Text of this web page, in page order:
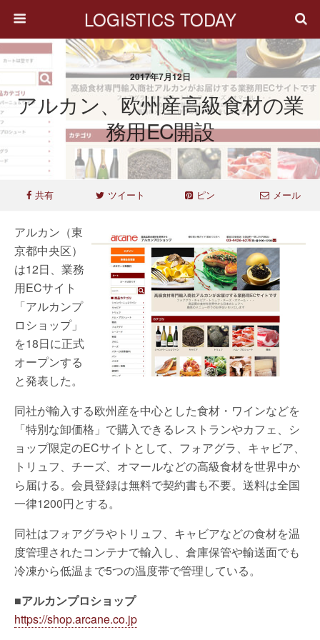
LOGISTICS TODAY
2017年7月12日
アルカン、欧州産高級食材の業
務用EC開設
共有 ツイート ピン メール
アルカン（東
京都中央区）
は12日、業務
用ECサイト
「アルカンプ
ロショップ」
を18日に正式
オープンする
と発表した。
同社が輸入する欧州産を中心とした食材・ワインなどを
「特別な卸価格」で購入できるレストランやカフェ、シ
ョップ限定のECサイトとして、フォアグラ、キャビア、
トリュフ、チーズ、オマールなどの高級食材を世界中か
ら届ける。会員登録は無料で契約書も不要。送料は全国
一律1200円とする。
同社はフォアグラやトリュフ、キャビアなどの食材を温
度管理されたコンテナで輸入し、倉庫保管や輸送面でも
冷凍から低温まで5つの温度帯で管理している。
■アルカンプロショップ
https://shop.arcane.co.jp